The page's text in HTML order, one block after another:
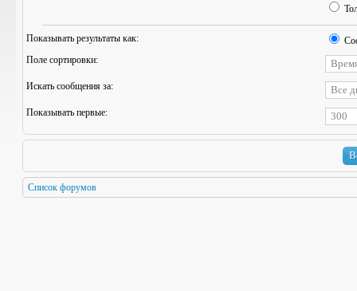
Показывать результаты как:
Поле сортировки:
Искать сообщения за:
Показывать первые:
Список форумов